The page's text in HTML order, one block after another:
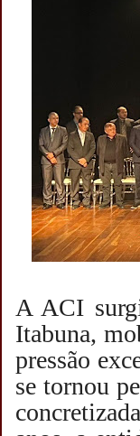
A ACI
Itabuna,
pressão
se tornou